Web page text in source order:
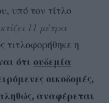
υπό τον τίτλο
11 μέτρα
τιτλοφορήθηκε η
ότι ουδεμία
οικοδομές,
αναφέρεται